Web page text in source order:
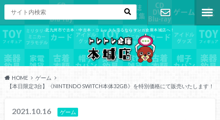
北九州市で古本・中古本・コミックを売るならマンガ倉庫本城店へ！
お問い合わ
せ
HOME
ゲーム
【本日限定3台】《NINTENDO SWITCH本体32GB》を特別価格にて販売いたします！
2021.10.16 ゲーム